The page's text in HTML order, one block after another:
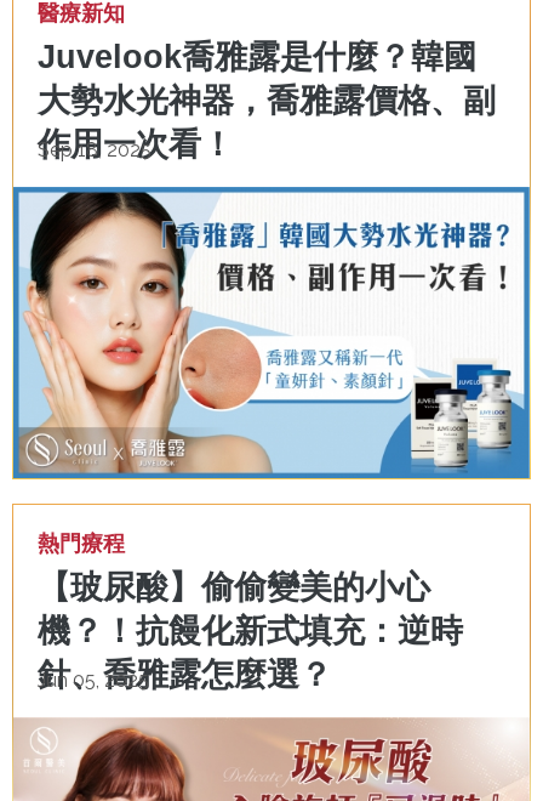
醫療新知
Juvelook喬雅露是什麼？韓國
大勢水光神器，喬雅露價格、副
作用一次看！
Sep 18, 2025
熱門療程
【玻尿酸】偷偷變美的小心
機？！抗饅化新式填充：逆時
針、喬雅露怎麼選？
Jun 05, 2025